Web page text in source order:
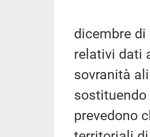
dicembre
relativi dati
sovranità
prevedono